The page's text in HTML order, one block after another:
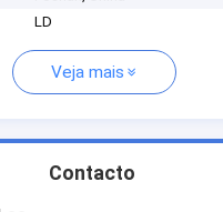
LD
Veja mais
Contacto